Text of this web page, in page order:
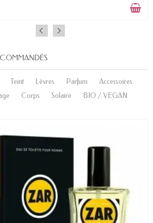
Teint Lèvres Parfum
Accessoires
Corps Solaire BIO / VEGAN